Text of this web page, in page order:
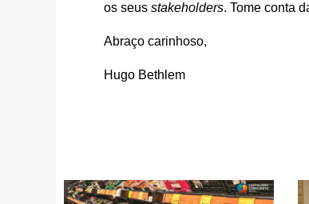
os seus stakeholders. Tome conta
Abraço carinhoso,
Hugo Bethlem